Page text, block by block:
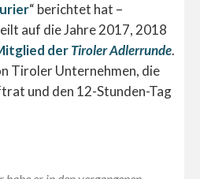
“ berichtet hat –
auf die Jahre 2017, 2018
derTiroler Adlerrunde.
Tiroler Unternehmen, die
und den 12-Stunden-Tag